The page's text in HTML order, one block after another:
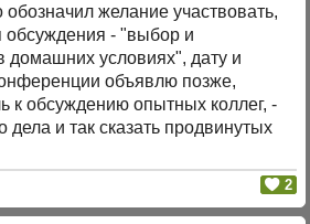
желание участвовать,
- "выбор и
домашних условиях", дату и
объявлю позже,
к обсуждению опытных коллег, -
дела и так сказать продвинутых
2